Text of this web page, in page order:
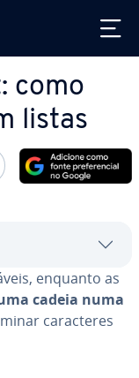
como
listas
no no
Com­par­ti­lhar
enquanto as
cadeia numa
ca­rac­te­res